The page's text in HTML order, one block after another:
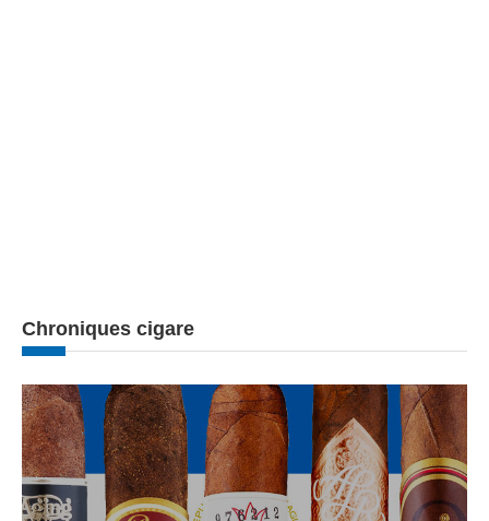
Chroniques cigare